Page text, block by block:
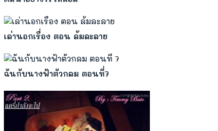
เล่านอกเรื่อง ตอน ล้มละลาย
ฉันกับนางฟ้าตัวกลม ตอนที่7